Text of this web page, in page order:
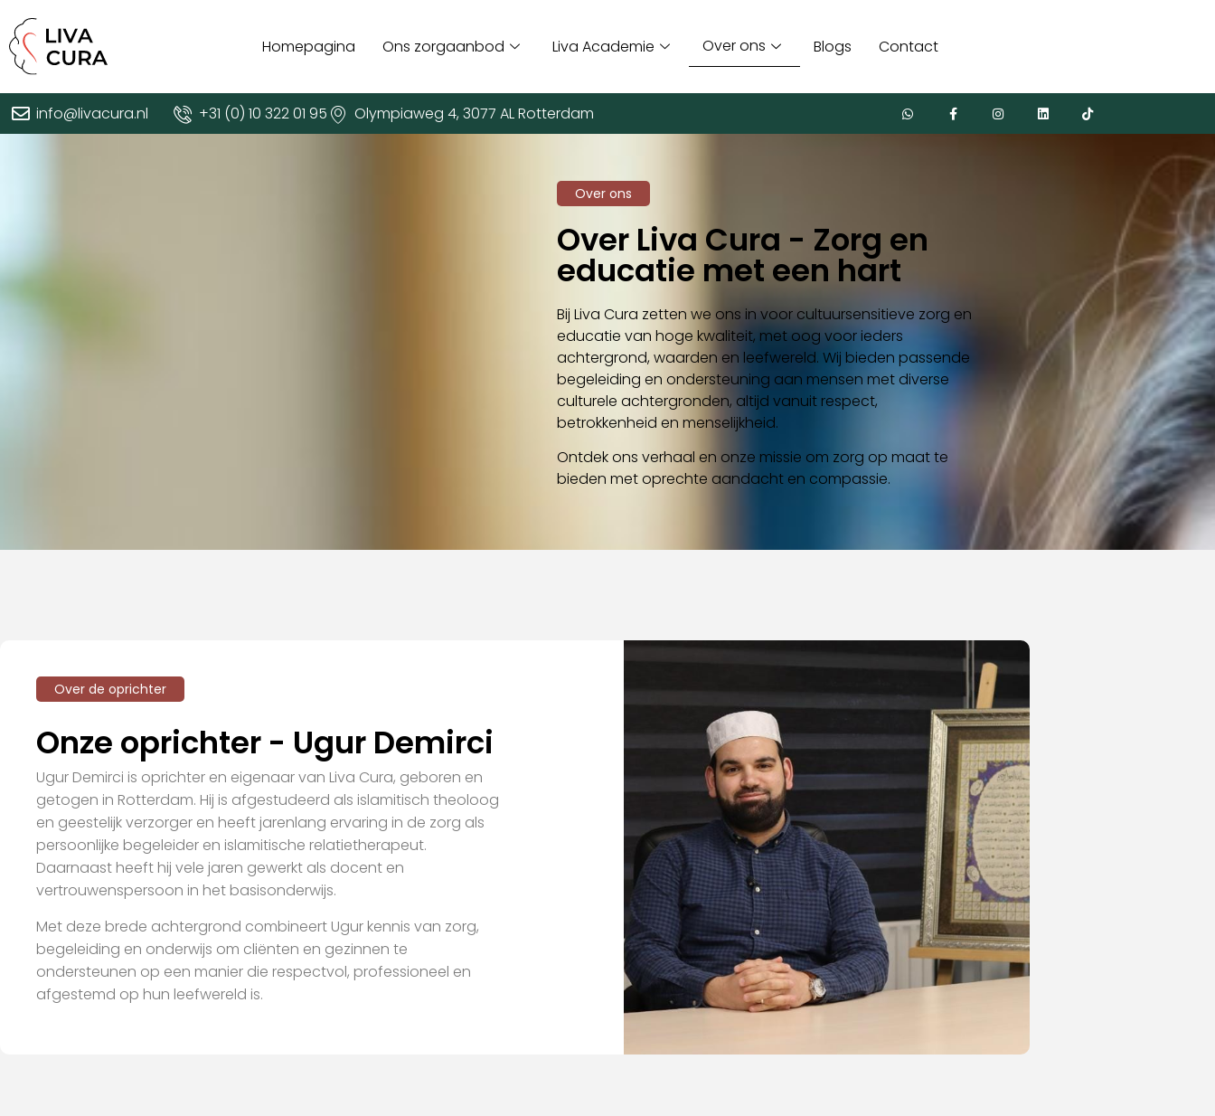
Homepagina Ons zorgaanbod Liva Academie Over ons Blogs Contact
info@livacura.nl +31 (0) 10 322 01 95 Olympiaweg 4, 3077 AL Rotterdam
Over ons
Over Liva Cura - Zorg en
educatie met een hart
Bij Liva Cura zetten we ons in voor cultuursensitieve zorg en
educatie van hoge kwaliteit, met oog voor ieders
achtergrond, waarden en leefwereld. Wij bieden passende
begeleiding en ondersteuning aan mensen met diverse
culturele achtergronden, altijd vanuit respect,
betrokkenheid en menselijkheid.
Ontdek ons verhaal en onze missie om zorg op maat te
bieden met oprechte aandacht en compassie.
Over de oprichter
Onze oprichter - Ugur Demirci
Ugur Demirci is oprichter en eigenaar van Liva Cura, geboren en
getogen in Rotterdam. Hij is afgestudeerd als islamitisch theoloog
en geestelijk verzorger en heeft jarenlang ervaring in de zorg als
persoonlijke begeleider en islamitische relatietherapeut.
Daarnaast heeft hij vele jaren gewerkt als docent en
vertrouwenspersoon in het basisonderwijs.
Met deze brede achtergrond combineert Ugur kennis van zorg,
begeleiding en onderwijs om cliënten en gezinnen te
ondersteunen op een manier die respectvol, professioneel en
afgestemd op hun leefwereld is.